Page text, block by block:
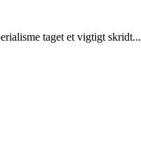
taget et vigtigt skridt...